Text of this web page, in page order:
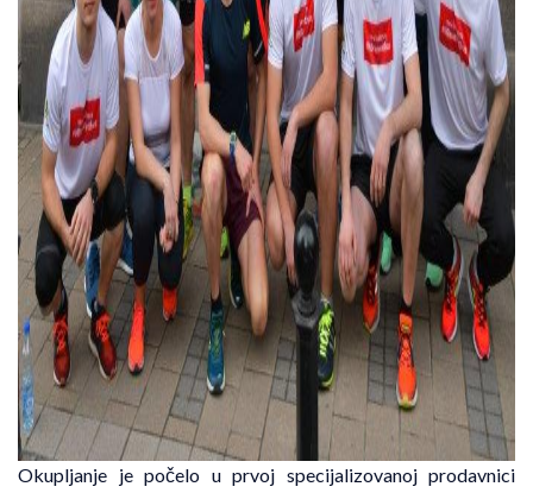
Okupljanje je počelo u prvoj specijalizovanoj prodavnici